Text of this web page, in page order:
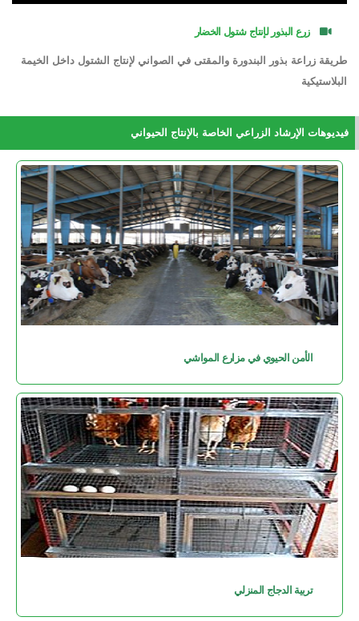
زرع البذور لإنتاج شتول الخضار
طريقة زراعة بذور البندورة والمقتى في الصواني لإنتاج الشتول داخل الخيمة
البلاستيكية
فيديوهات الإرشاد الزراعي الخاصة بالإنتاج الحيواني
الأمن الحيوي في مزارع المواشي
تربية الدجاج المنزلي